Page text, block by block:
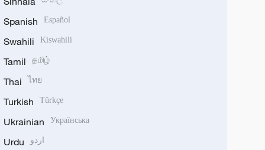
Spanish Español
Swahili Kiswahili
Tamil தமிழ்
Thai ไทย
Turkish Türkçe
Ukrainian Українська
Urdu اردو